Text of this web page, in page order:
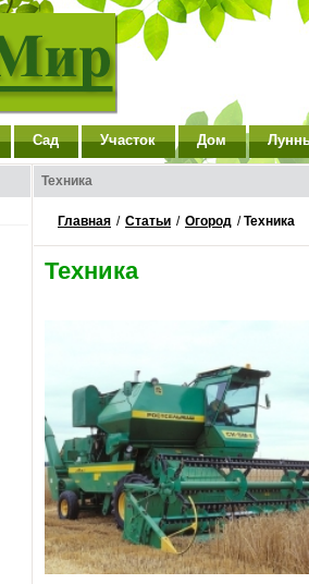
Сад Участок Дом
Техника
Главная / Статьи / Огород /Техника
Техника